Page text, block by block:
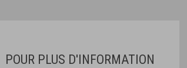
POUR PLUS D'INFORMATION